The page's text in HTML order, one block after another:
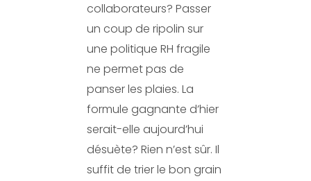
collaborateurs? Passer
un coup de ripolin sur
une politique RH fragile
ne permet pas de
panser les plaies. La
formule gagnante d’hier
serait-elle aujourd’hui
désuète? Rien n’est sûr. Il
suffit de trier le bon grain